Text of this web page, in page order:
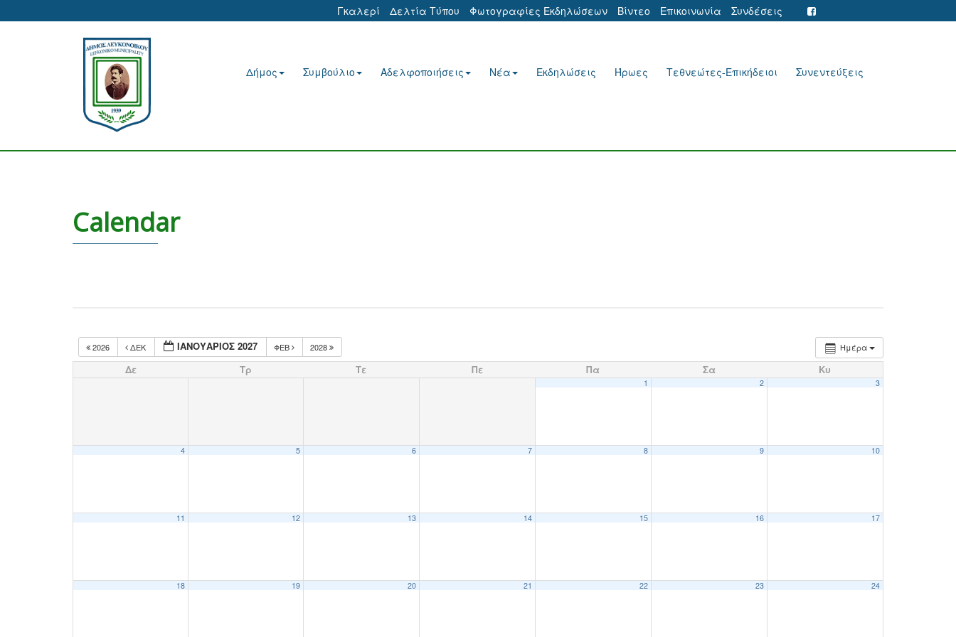
Γκαλερί Δελτία Τύπου Φωτογραφίες Εκδηλώσεων Βίντεο Επικοινωνία Συνδέσεις
Δήμος Συμβούλιο Αδελφοποιήσεις Νέα Εκδηλώσεις Ήρωες Τεθνεώτες-Επικήδειοι Συνεντεύξεις
Calendar
Ημέρα
2026 ΔΕΚ ΙΑΝΟΥΆΡΙΟΣ 2027 ΦΕΒ 2028
Δε Τρ Τε Πε Πα Σα Κυ
1 2 3
4 5 6 7 8 9 10
11 12 13 14 15 16 17
18 19 20 21 22 23 24